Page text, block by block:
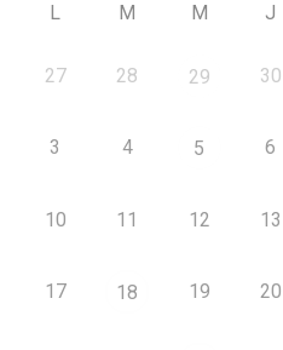
L M M J
27 28 29 30
3 4 5 6
10 11 12 13
17 18 19 20